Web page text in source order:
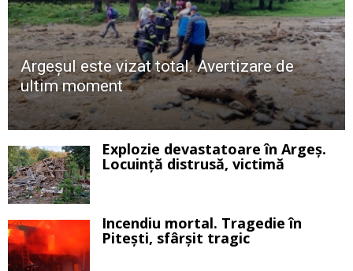
Argeșul este vizat total. Avertizare de
ultim moment
Explozie devastatoare în Argeș.
Locuință distrusă, victimă
Incendiu mortal. Tragedie în
Pitești, sfârșit tragic